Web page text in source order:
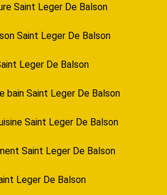
Saint Leger De Balson
Saint Leger De Balson
Leger De Balson
bain Saint Leger De Balson
Saint Leger De Balson
Saint Leger De Balson
Leger De Balson